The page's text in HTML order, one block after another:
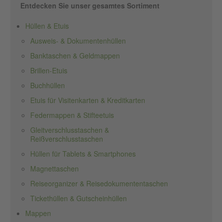
Entdecken Sie unser gesamtes Sortiment
Hüllen & Etuis
Ausweis- & Dokumentenhüllen
Banktaschen & Geldmappen
Brillen-Etuis
Buchhüllen
Etuis für Visitenkarten & Kreditkarten
Federmappen & Stifteetuis
Gleitverschlusstaschen &
Reißverschlusstaschen
Hüllen für Tablets & Smartphones
Magnettaschen
Reiseorganizer & Reisedokumententaschen
Tickethüllen & Gutscheinhüllen
Mappen